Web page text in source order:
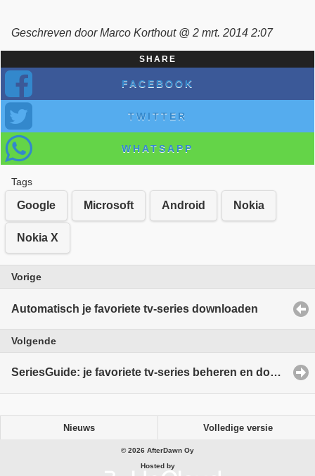
Geschreven door Marco Korthout @ 2 mrt. 2014 2:07
SHARE
FACEBOOK
TWITTER
WHATSAPP
Tags
Google Microsoft Android Nokia
Nokia X
Vorige
Automatisch je favoriete tv-series downloaden
Volgende
SeriesGuide: je favoriete tv-series beheren en downloaden vanuit Chrome
Nieuws Volledige versie
© 2026 AfterDawn Oy
Hosted by